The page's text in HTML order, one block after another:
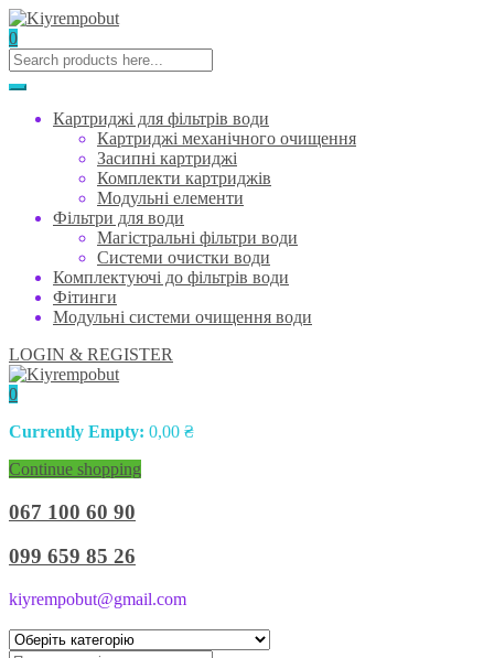
0
Картриджі для фільтрів води
Картриджі механічного очищення
Засипні картриджі
Комплекти картриджів
Модульні елементи
Фільтри для води
Магістральні фільтри води
Системи очистки води
Комплектуючі до фільтрів води
Фітинги
Модульні системи очищення води
LOGIN & REGISTER
0
Currently Empty: 0,00 ₴
Continue shopping
067 100 60 90
099 659 85 26
kiyrempobut@gmail.com